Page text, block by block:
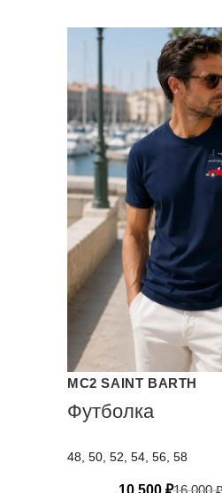
MC2 SAINT BARTH
Футболка
48, 50, 52, 54, 56, 58